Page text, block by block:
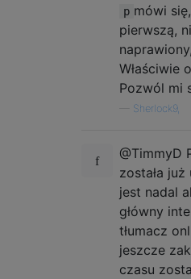
p mówi
pierwszą,
Właściwie
Pozwól mi
Sherlock9,
@TimmyD
została
jest nadal
główny
tłumacz
jeszcze
czasu